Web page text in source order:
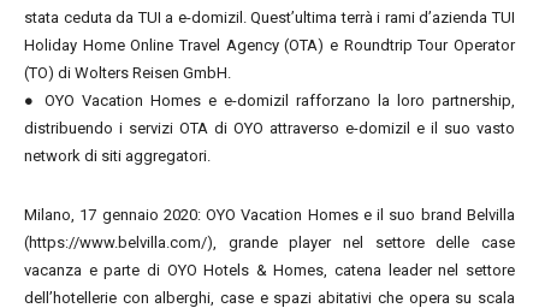
stata ceduta da TUI a e-domizil. Quest’ultima terrà i rami d’azienda TUI
Holiday Home Online Travel Agency (OTA) e Roundtrip Tour Operator
(TO) di Wolters Reisen GmbH.
● OYO Vacation Homes e e-domizil rafforzano la loro partnership,
distribuendo i servizi OTA di OYO attraverso e-domizil e il suo vasto
network di siti aggregatori.
Milano, 17 gennaio 2020: OYO Vacation Homes e il suo brand Belvilla
(https://www.belvilla.com/), grande player nel settore delle case
vacanza e parte di OYO Hotels & Homes, catena leader nel settore
dell’hotellerie con alberghi, case e spazi abitativi che opera su scala